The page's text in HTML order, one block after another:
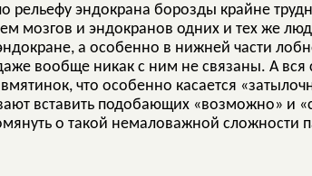
рельефу эндокрана борозды крайне
мозгов и эндокранов одних и тех же
а особенно в нижней части
вообще никак с ним не связаны. А вся
что особенно касается
вставить подобающих «возможно» и
о такой немаловажной сложности